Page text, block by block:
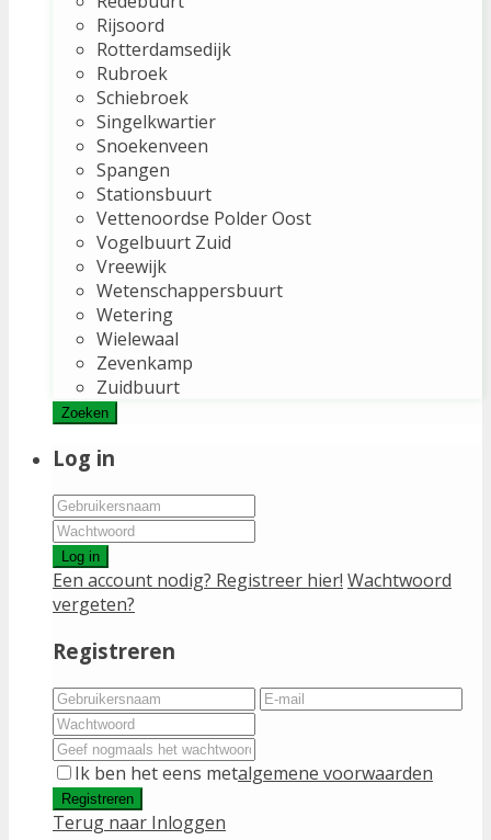
Rijsoord
Rotterdamsedijk
Rubroek
Schiebroek
Singelkwartier
Snoekenveen
Spangen
Stationsbuurt
Vettenoordse Polder Oost
Vogelbuurt Zuid
Vreewijk
Wetenschappersbuurt
Wetering
Wielewaal
Zevenkamp
Zuidbuurt
Zoeken
Log in
Log in
Een account nodig? Registreer hier! Wachtwoord
vergeten?
Registreren
Ik ben het eens metalgemene voorwaarden
Registreren
Terug naar Inloggen